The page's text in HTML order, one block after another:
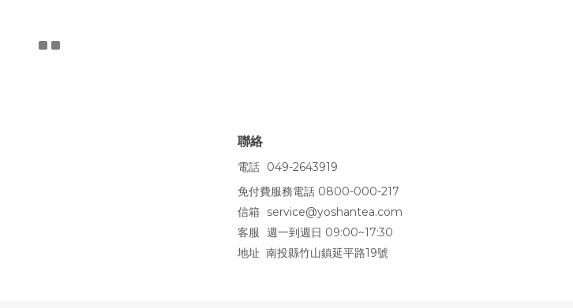
聯絡
電話 049-2643919
免付費服務電話 0800-000-217
信箱
service@yoshantea.com
客服 週一到週日 09:00~17:30
地址 南投縣竹山鎮延平路19號